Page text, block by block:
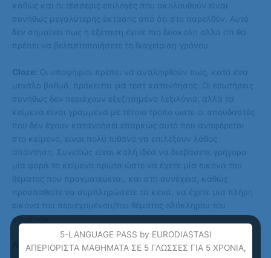
καθώς και οι τέσσερις επιλογές που ακολουθούν είναι
συνήθως μεγαλύτερης έκτασης από ότι στο παρελθόν. Αυτό
δεν σημαίνει πως η εξέταση έγινε πιο δύσκολη αλλά ότι θα
πρέπει να βελτιστοποιήσετε τη διαχείριση χρόνου.
Cloze: Οι υποψήφιοι πρέπει να αντιληφθούν πως, κατά ένα
μεγάλο βαθμό, πρόκειται για τεστ κατανόησης. Οι ερωτήσεις
συνήθως δεν περιέχουν εξεζητημένο λεξιλόγιο, αλλά τα
κείμενα είναι γραμμένα με τέτοιο τρόπο ώστε οι σπουδαστές
που δεν έχουν κατανοήσει επαρκώς αυτό που αναφέρεται
στο κείμενο, είναι πολύ πιθανό να επιλέξουν λάθος
απάντηση. Συνεπώς είναι καλή ιδέα να διαβάσετε γρήγορα
μία φορά το κείμενο πρώτα ώστε να έχετε μία εικόνα του
θέματος που πραγματεύεται, και στη συνέχεια, καθώς
προσπαθείτε να συμπληρώσετε τα κενά, να έχετε μια πλήρη
εικόνα του περιεχομένου/του θέματος ολόκληρου του
κειμένου.
Λεξιλόγιο: Να είστε προετοιμασμένοι να συναντήσετε
5-LANGUAGE PASS by EURODIASTASI
ΑΠΕΡΙΟΡΙΣΤΑ ΜΑΘΗΜΑΤΑ ΣΕ 5 ΓΛΩΣΣΕΣ ΓΙΑ 5 ΧΡΟΝΙΑ,